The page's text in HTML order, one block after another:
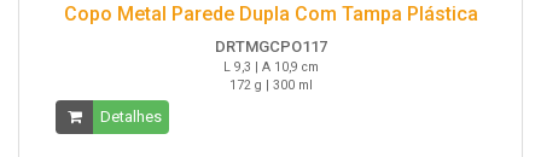
Copo Metal Parede Dupla Com Tampa Plástica
DRTMGCPO117
L 9,3 | A 10,9 cm
172 g | 300 ml
Detalhes